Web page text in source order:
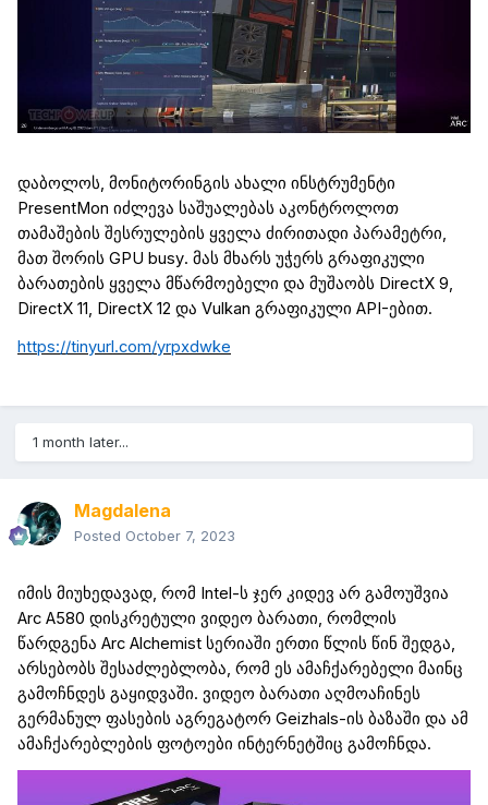
დაბოლოს, მონიტორინგის ახალი ინსტრუმენტი
PresentMon იძლევა საშუალებას აკონტროლოთ
თამაშების შესრულების ყველა ძირითადი პარამეტრი,
მათ შორის GPU busy. მას მხარს უჭერს გრაფიკული
ბარათების ყველა მწარმოებელი და მუშაობს DirectX 9,
DirectX 11, DirectX 12 და Vulkan გრაფიკული API-ებით.
https://tinyurl.com/yrpxdwke
1 month later...
Magdalena
Posted October 7, 2023
იმის მიუხედავად, რომ Intel -ს ჯერ კიდევ არ გამოუშვია
Arc A580 დისკრეტული ვიდეო ბარათი, რომლის
წარდგენა Arc Alchemist სერიაში ერთი წლის წინ შედგა,
არსებობს შესაძლებლობა, რომ ეს ამაჩქარებელი მაინც
გამოჩნდეს გაყიდვაში. ვიდეო ბარათი აღმოაჩინეს
გერმანულ ფასების აგრეგატორ Geizhals-ის ბაზაში და ამ
ამაჩქარებლების ფოტოები ინტერნეტშიც გამოჩნდა.